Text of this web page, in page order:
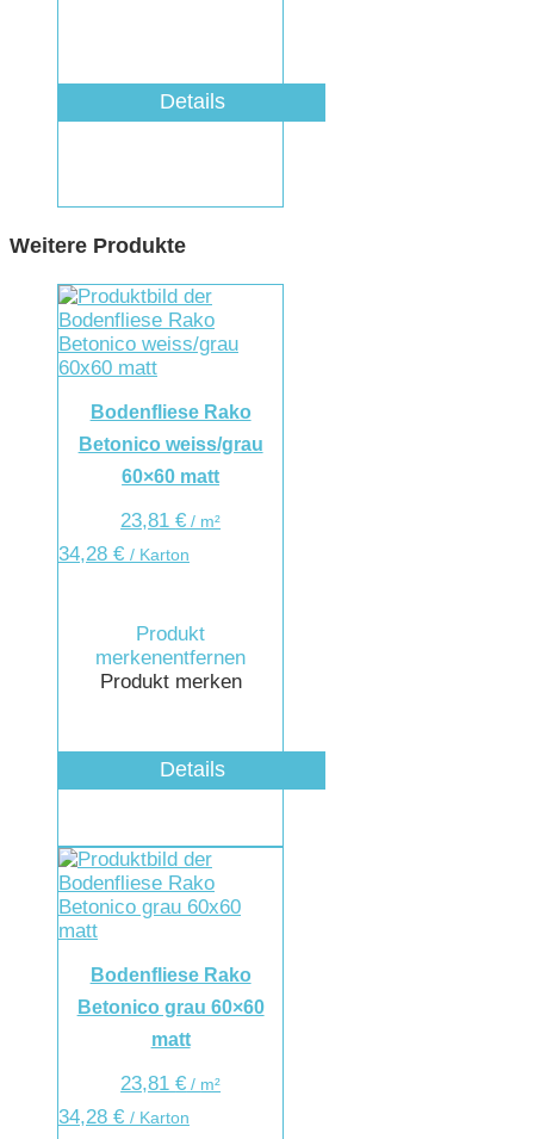
Details
Weitere Produkte
Bodenfliese Rako
Betonico weiss/grau
60×60 matt
23,81€ / m²
34,28 € / Karton
Produkt
merkenentfernen
Produkt merken
Details
Bodenfliese Rako
Betonico grau 60×60
matt
23,81€ / m²
34,28 € / Karton